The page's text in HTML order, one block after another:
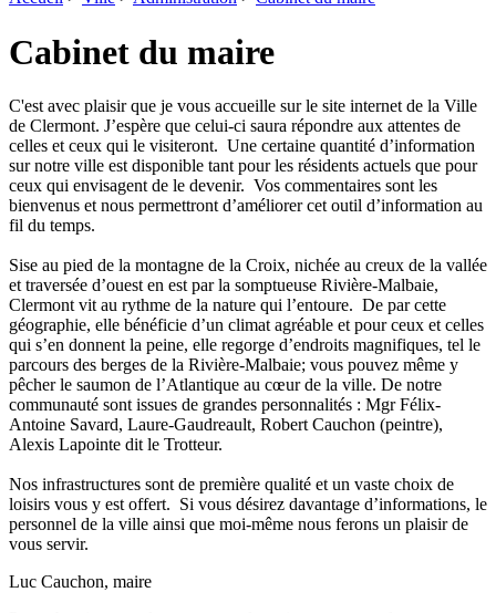
Cabinet du maire
C'est avec plaisir que je vous accueille sur le site internet de la Ville
de Clermont. J’espère que celui-ci saura répondre aux attentes de
celles et ceux qui le visiteront. Une certaine quantité d’information
sur notre ville est disponible tant pour les résidents actuels que pour
ceux qui envisagent de le devenir. Vos commentaires sont les
bienvenus et nous permettront d’améliorer cet outil d’information au
fil du temps.
Sise au pied de la montagne de la Croix, nichée au creux de la vallée
et traversée d’ouest en est par la somptueuse Rivière-Malbaie,
Clermont vit au rythme de la nature qui l’entoure. De par cette
géographie, elle bénéficie d’un climat agréable et pour ceux et celles
qui s’en donnent la peine, elle regorge d’endroits magnifiques, tel le
parcours des berges de la Rivière-Malbaie; vous pouvez même y
pêcher le saumon de l’Atlantique au cœur de la ville. De notre
communauté sont issues de grandes personnalités : Mgr Félix-
Antoine Savard, Laure-Gaudreault, Robert Cauchon (peintre),
Alexis Lapointe dit le Trotteur.
Nos infrastructures sont de première qualité et un vaste choix de
loisirs vous y est offert. Si vous désirez davantage d’informations, le
personnel de la ville ainsi que moi-même nous ferons un plaisir de
vous servir.
Luc Cauchon, maire